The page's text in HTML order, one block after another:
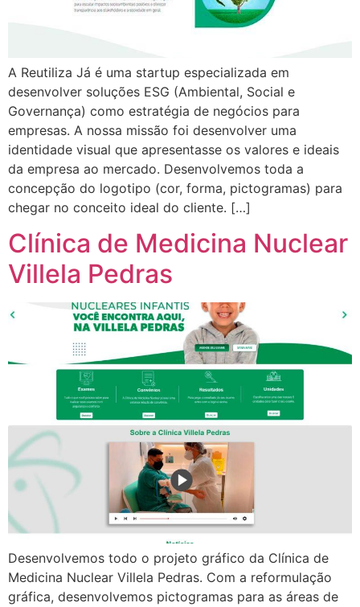
A Reutiliza Já é uma startup especializada em
desenvolver soluções ESG (Ambiental, Social e
Governança) como estratégia de negócios para
empresas. A nossa missão foi desenvolver uma
identidade visual que apresentasse os valores e ideais
da empresa ao mercado. Desenvolvemos toda a
concepção do logotipo (cor, forma, pictogramas) para
chegar no conceito ideal do cliente. […]
Clínica de Medicina Nuclear
Villela Pedras
Desenvolvemos todo o projeto gráfico da Clínica de
Medicina Nuclear Villela Pedras. Com a reformulação
gráfica, desenvolvemos pictogramas para as áreas de